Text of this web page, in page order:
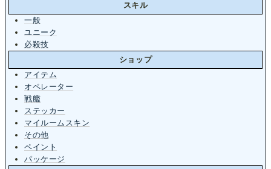
スキル
一般
ユニーク
必殺技
ショップ
アイテム
オペレーター
戦艦
ステッカー
マイルームスキン
その他
ペイント
パッケージ